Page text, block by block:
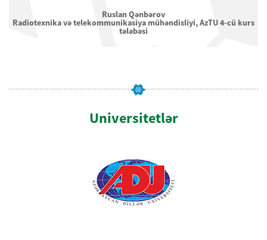
Ruslan Qənbərov
Radiotexnika və telekommunikasiya mühəndisliyi, AzTU 4-cü kurs
tələbəsi
Universitetlər